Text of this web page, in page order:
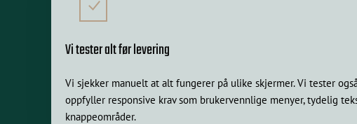
Vi tester alt før levering
Vi sjekker manuelt at alt fungerer på ulike skjermer. Vi tester
oppfyller responsive krav som brukervennlige menyer, tydelig
knappeområder.